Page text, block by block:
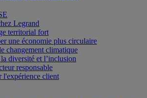
Legrand
territorial fort
une économie plus circulaire
changement climatique
diversité et l’inclusion
responsable
l'expérience client